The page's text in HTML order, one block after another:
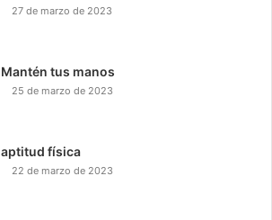
27 de marzo de 2023
Mantén tus manos
25 de marzo de 2023
aptitud física
22 de marzo de 2023